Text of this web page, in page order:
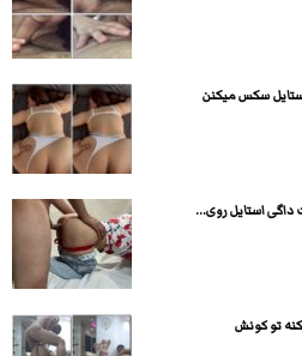
سکس میکنن
استایل روی...
تو کونش